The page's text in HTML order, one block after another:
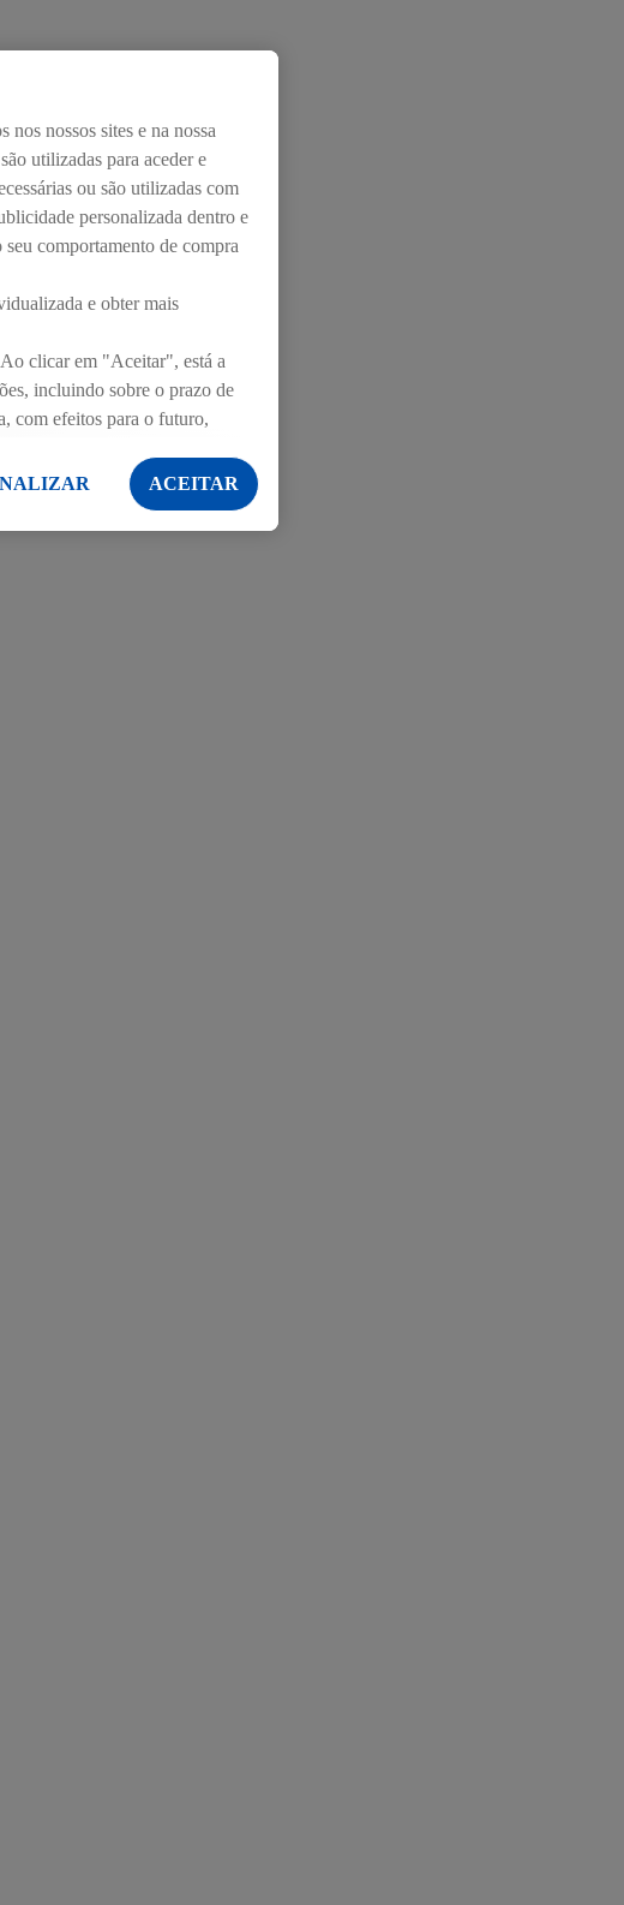
nos nossos sites e na nossa
utilizadas para aceder e
ou são utilizadas com
personalizada dentro e
comportamento de compra
e obter mais
clicar em "Aceitar", está a
incluindo sobre o prazo de
com efeitos para o futuro,
ACEITAR